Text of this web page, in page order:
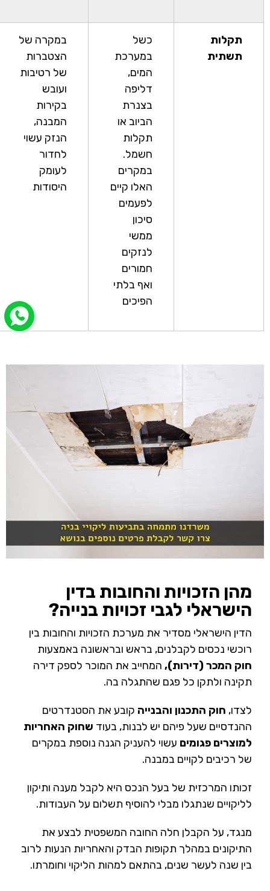
תקלות
תשתית
כשל
במערכת
המים,
דליפה
בצנרת
הביוב או
תקלות
חשמל.
במקרים
האלו קיים
לפעמים
סיכון
ממשי
לנזקים
חמורים
ואף בלתי
הפיכים
במקרה של
הצטברות
של רטיבות
ועובש
בקירות
המבנה,
הנזק עשוי
לחדור
לעומק
היסודות
מהן הזכויות והחובות בדין
הישראלי לגבי זכויות בנייה?
הדין הישראלי מסדיר את מערכת הזכויות והחובות בין
רוכשי נכסים לקבלנים, בראש ובראשונה באמצעות
חוק המכר (דירות),המחייב את המוכר לספק דירה
תקינה ולתקן כל פגם שהתגלה בה.
לצדו,חוק התכנון והבנייהקובע את הסטנדרטים
ההנדסיים שעל פיהם יש לבנות, בעודשחוק האחריות
למוצרים פגומיםעשוי להעניק הגנה נוספת במקרים
של רכיבים לקויים במבנה.
זכותו המרכזית של בעל הנכס היא לקבל מענה ותיקון
לליקויים שנתגלו מבלי להוסיף תשלום על העבודות.
מנגד, על הקבלן חלה החובה המשפטית לבצע את
התיקונים במהלך תקופות הבדק והאחריות הנעות לרוב
בין שנה לעשר שנים, בהתאם למהות הליקוי וחומרתו.